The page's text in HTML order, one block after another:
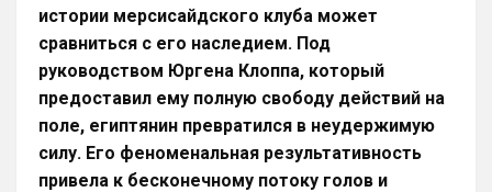
истории мерсисайдского клуба может
сравниться с его наследием. Под
руководством Юргена Клоппа, который
предоставил ему полную свободу действий на
поле, египтянин превратился в неудержимую
силу. Его феноменальная результативность
привела к бесконечному потоку голов и